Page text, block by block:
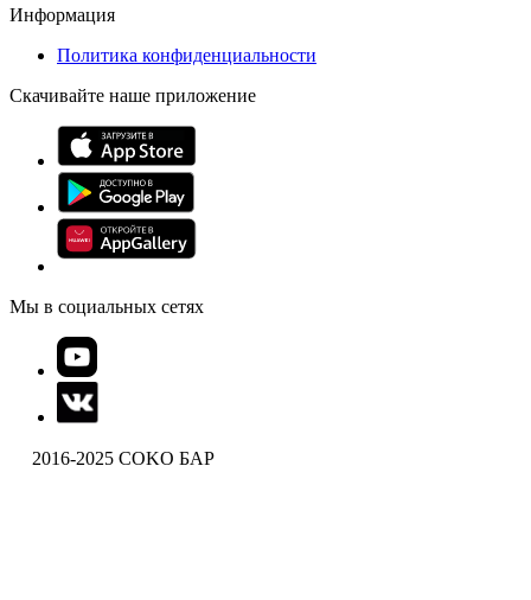
Информация
Политика конфиденциальности
Скачивайте наше приложение
Мы в социальных сетях
2016-2025 COKO БАР